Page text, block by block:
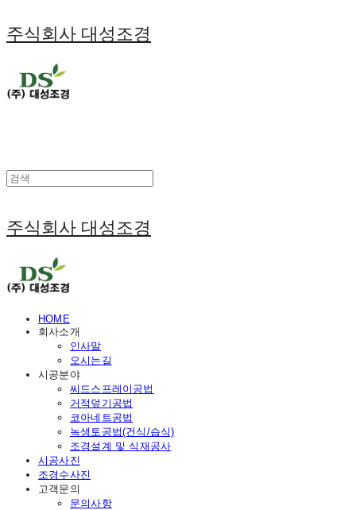
주식회사 대성조경
주식회사 대성조경
HOME
회사소개
인사말
오시는길
시공분야
씨드스프레이공법
거적덮기공법
코아네트공법
녹생토공법(건식/습식)
조경설계 및 식재공사
시공사진
조경수사진
고객문의
문의사항